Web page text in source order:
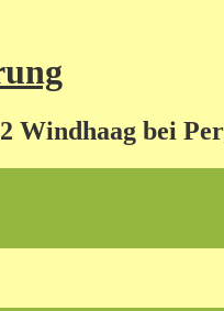
bei